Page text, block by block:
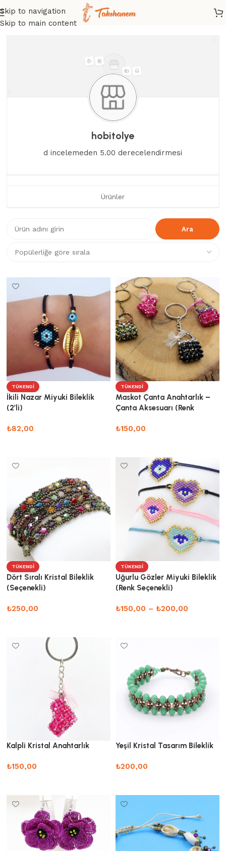
Skip to navigation
Skip to main content
hobitolye
d incelemeden 5.00 derecelendirmesi
Ürünler
TÜKENDI
İkili Nazar Miyuki Bileklik
(2’li)
₺82,00
TÜKENDI
Maskot Çanta Anahtarlık –
Çanta Aksesuarı (Renk
₺150,00
TÜKENDI
Dört Sıralı Kristal Bileklik
(Seçenekli)
₺250,00
TÜKENDI
Uğurlu Gözler Miyuki Bileklik
(Renk Seçenekli)
₺150,00 – ₺200,00
Kalpli Kristal Anahtarlık
₺150,00
Yeşil Kristal Tasarım Bileklik
₺200,00